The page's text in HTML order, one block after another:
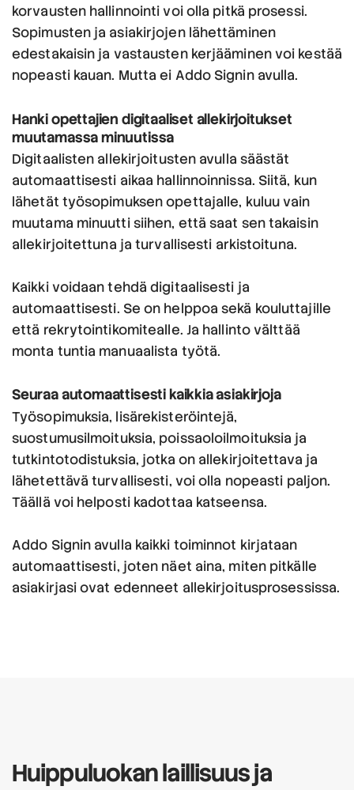
korvausten hallinnointi voi olla pitkä prosessi.
Sopimusten ja asiakirjojen lähettäminen
edestakaisin ja vastausten kerjääminen voi kestää
nopeasti kauan. Mutta ei Addo Signin avulla.
Hanki opettajien digitaaliset allekirjoitukset
muutamassa minuutissa
Digitaalisten allekirjoitusten avulla säästät
automaattisesti aikaa hallinnoinnissa. Siitä, kun
lähetät työsopimuksen opettajalle, kuluu vain
muutama minuutti siihen, että saat sen takaisin
allekirjoitettuna ja turvallisesti arkistoituna.
Kaikki voidaan tehdä digitaalisesti ja
automaattisesti. Se on helppoa sekä kouluttajille
että rekrytointikomitealle. Ja hallinto välttää
monta tuntia manuaalista työtä.
Seuraa automaattisesti kaikkia asiakirjoja
Työsopimuksia, lisärekisteröintejä,
suostumusilmoituksia, poissaoloilmoituksia ja
tutkintotodistuksia, jotka on allekirjoitettava ja
lähetettävä turvallisesti, voi olla nopeasti paljon.
Täällä voi helposti kadottaa katseensa.
Addo Signin avulla kaikki toiminnot kirjataan
automaattisesti, joten näet aina, miten pitkälle
asiakirjasi ovat edenneet allekirjoitusprosessissa.
Huippuluokanlaillisuusja